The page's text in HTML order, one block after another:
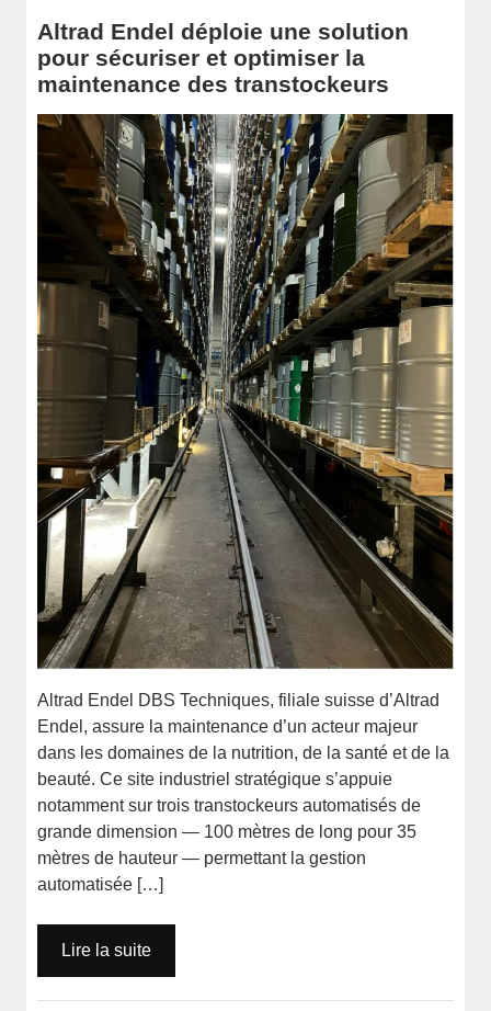
Altrad Endel déploie une solution
pour sécuriser et optimiser la
maintenance des transtockeurs
Altrad Endel DBS Techniques, filiale suisse d’Altrad
Endel, assure la maintenance d’un acteur majeur
dans les domaines de la nutrition, de la santé et de la
beauté. Ce site industriel stratégique s’appuie
notamment sur trois transtockeurs automatisés de
grande dimension — 100 mètres de long pour 35
mètres de hauteur — permettant la gestion
automatisée […]
Lire la suite